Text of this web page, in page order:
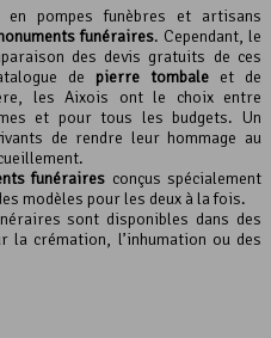
pompes funèbres et artisans
funéraires. Cependant, le
des devis gratuits de ces
de pierre tombale et de
les Aixois ont le choix entre
et pour tous les budgets. Un
de rendre leur hommage au
funéraires conçus spécialement
modèles pour les deux à la fois.
sont disponibles dans des
la crémation, l’inhumation ou des